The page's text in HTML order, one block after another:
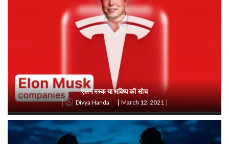
एलन मस्क या भविष्य की सोच
Divya Handa March 12, 2021